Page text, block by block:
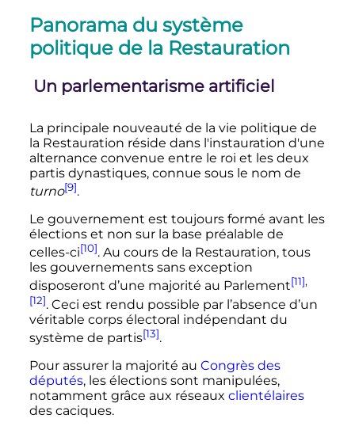
Panorama du système
politique de la Restauration
Un parlementarisme artificiel
La principale nouveauté de la vie politique de
la Restauration réside dans l'instauration d'une
alternance convenue entre le roi et les deux
partis dynastiques, connue sous le nom de
turno[9].
Le gouvernement est toujours formé avant les
élections et non sur la base préalable de
celles-ci[10]. Au cours de la Restauration, tous
les gouvernements sans exception
disposeront d’une majorité au Parlement[11],
[12]. Ceci est rendu possible par l’absence d’un
véritable corps électoral indépendant du
système de partis[13].
Pour assurer la majorité au Congrès des
députés, les élections sont manipulées,
notamment grâce aux réseaux clientélaires
des caciques.